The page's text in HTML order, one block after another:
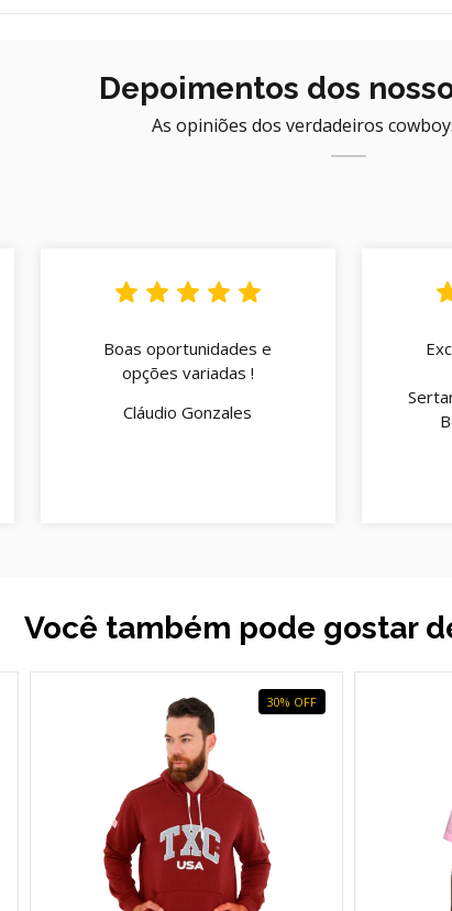
Depoimentos dos
As opiniões dos verdadeiros
Boas oportunidades e
opções variadas !
Cláudio Gonzales
Você também pode gostar
30% OFF